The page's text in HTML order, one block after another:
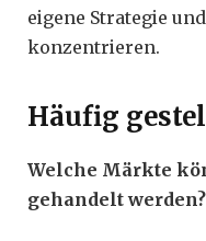
eigene Strategie
konzentrieren.
Häufig
Welche Märkte
gehandelt werden?